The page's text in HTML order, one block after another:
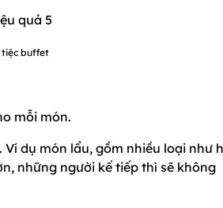
tiệc buffet
mỗi món.
dụ món lẩu, gồm nhiều loại như
những người kế tiếp thì sẽ không